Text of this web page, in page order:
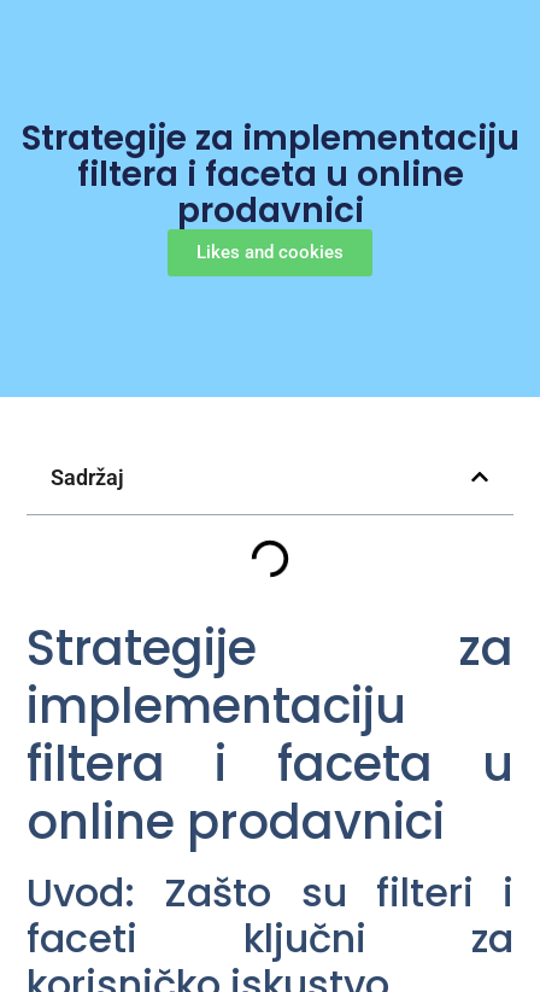
Strategije za implementaciju
filtera i faceta u online
prodavnici
Likes and cookies
Sadržaj
Strategije za
implementaciju
filtera i faceta u
online prodavnici
Uvod: Zašto su filteri i
faceti ključni za